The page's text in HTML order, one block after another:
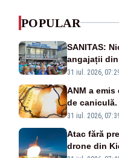
POPULAR
SANITAS:
angajații
salarizării
31 iul. 2026,
ANM a
de caniculă.
de grade,
31 iul. 2026,
Atac fără
drone din